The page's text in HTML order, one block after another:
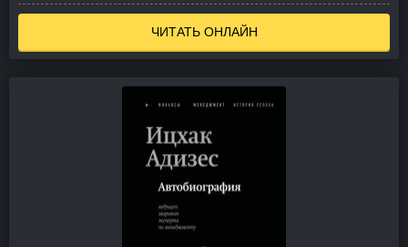
ЧИТАТЬ ОНЛАЙН